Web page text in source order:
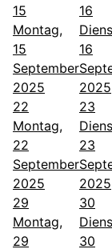
15
Montag,
15
September
2025
16
16
2025
22
Montag,
22
September
2025
23
23
2025
29
Montag,
29
30
30